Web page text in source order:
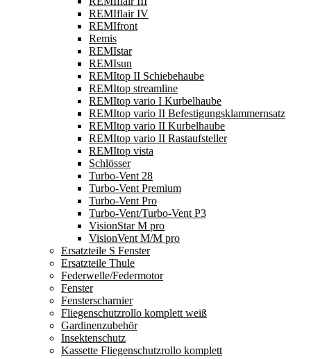
REMIflair IV
REMIfront
Remis
REMIstar
REMIsun
REMItop II Schiebehaube
REMItop streamline
REMItop vario I Kurbelhaube
REMItop vario II Befestigungsklammernsatz
REMItop vario II Kurbelhaube
REMItop vario II Rastaufsteller
REMItop vista
Schlösser
Turbo-Vent 28
Turbo-Vent Premium
Turbo-Vent Pro
Turbo-Vent/Turbo-Vent P3
VisionStar M pro
VisionVent M/M pro
Ersatzteile S Fenster
Ersatzteile Thule
Federwelle/Federmotor
Fenster
Fensterscharnier
Fliegenschutzrollo komplett weiß
Gardinenzubehör
Insektenschutz
Kassette Fliegenschutzrollo komplett